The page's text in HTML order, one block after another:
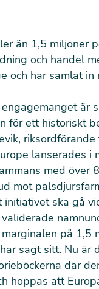
än 1,5 miljoner
och handel
och har samlat
är
för ett historiskt
riksordförande
lanserades i
med över
mot
ska gå
på 1,5
sagt sitt. Nu är
där
hoppas att